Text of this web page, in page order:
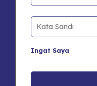
Ingat Saya